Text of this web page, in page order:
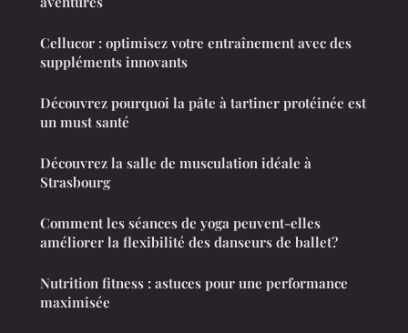
Cellucor : optimisez votre entraînement avec des
suppléments innovants
Découvrez pourquoi la pâte à tartiner protéinée est
un must santé
Découvrez la salle de musculation idéale à
Strasbourg
Comment les séances de yoga peuvent-elles
améliorer la flexibilité des danseurs de ballet?
Nutrition fitness : astuces pour une performance
maximisée